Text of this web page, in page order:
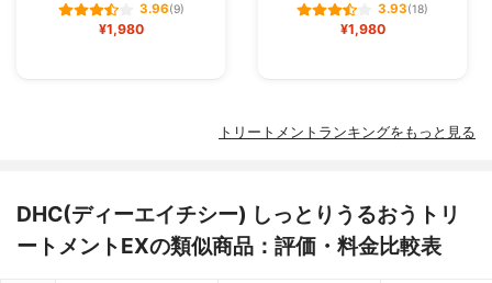
3.96(9)
¥1,980
3.93(18)
¥1,980
トリートメントランキングをもっと見る
DHC(ディーエイチシー) しっとりうるおうトリ
ートメントEXの類似商品：評価・料金比較表